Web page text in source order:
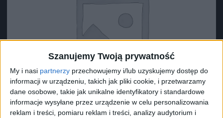
Szanujemy Twoją prywatność
My i nasi partnerzy przechowujemy i/lub uzyskujemy dostęp do
informacji w urządzeniu, takich jak pliki cookie, i przetwarzamy
dane osobowe, takie jak unikalne identyfikatory i standardowe
informacje wysyłane przez urządzenie w celu personalizowania
reklam i treści, pomiaru reklam i treści, analizy audytorium i